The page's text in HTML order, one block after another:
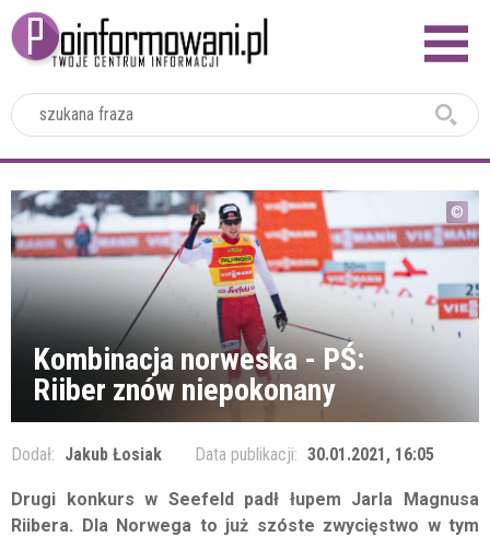
Kombinacja norweska - PŚ:
Riiber znów niepokonany
Dodał: Jakub Łosiak Data publikacji: 30.01.2021, 16:05
Drugi konkurs w Seefeld padł łupem Jarla Magnusa
Riibera. Dla Norwega to już szóste zwycięstwo w tym